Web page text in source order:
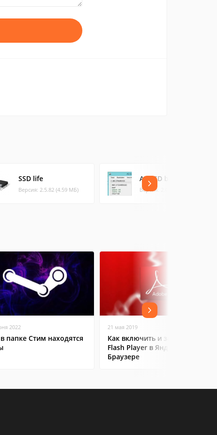
SSD life
Версия: 2.5.82 (4.59 МБ)
AS SSD benchmark
Версия: 2.0.6821 (0.25 МБ)
2022
папке Стим находятся
21 мая 2019
Как включить и запустить
Flash Player в Яндекс
Браузере